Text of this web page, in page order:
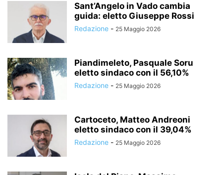
Sant’Angelo in Vado cambia
guida: eletto Giuseppe Rossi
Redazione - 25 Maggio 2026
Piandimeleto, Pasquale Soru
eletto sindaco con il 56,10%
Redazione - 25 Maggio 2026
Cartoceto, Matteo Andreoni
eletto sindaco con il 39,04%
Redazione - 25 Maggio 2026